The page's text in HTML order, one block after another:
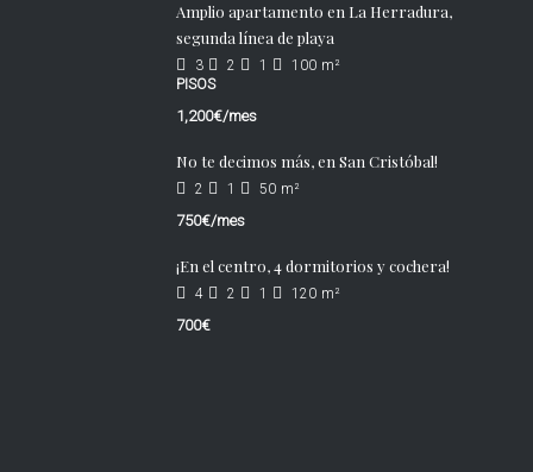
Amplio apartamento en La Herradura,
segunda línea de playa
3 2 1 100 m²
PISOS
1,200€/mes
No te decimos más, en San Cristóbal!
2 1 50 m²
750€/mes
¡En el centro, 4 dormitorios y cochera!
4 2 1 120 m²
700€